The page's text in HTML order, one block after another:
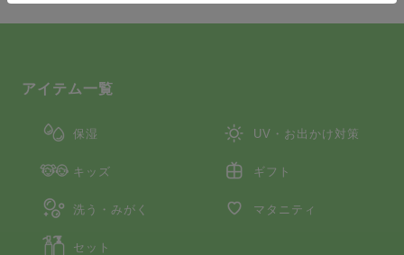
アイテム一覧
保湿 UV・お出かけ対策
キッズ ギフト
洗う・みがく マタニティ
セット